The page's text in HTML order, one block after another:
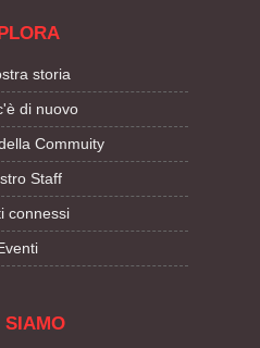
storia
di nuovo
Commuity
Staff
connessi
SIAMO